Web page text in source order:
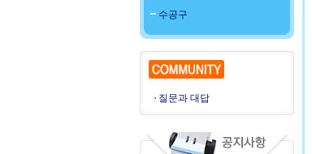
수공구
질문과 대답